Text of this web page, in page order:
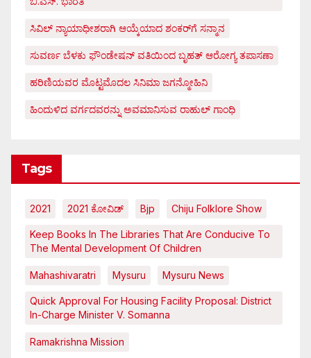
ಸಿವಿಲ್ ನ್ಯಾಯಾಧೀಶರಾಗಿ ಆಯ್ಕೆಯಾದ ಶಂಕರ್‌ಗೆ ಸನ್ಮಾನ
ಸುವರ್ಣ ಬೆಳಕು ಫೌಂಡೇಷನ್ ವತಿಯಿಂದ ಬೃಹತ್ ಆರೋಗ್ಯ ತಪಾಸಣಾ
ಹರಿಣಿಯವರ ಮೊಟ್ಟಮೊದಲ ಸಿನಿಮಾ ಜಗನ್ಮೋಹಿನಿ
ಹಿಂದುಳಿದ ವರ್ಗದವರನ್ನು ಅವಮಾನಿಸುವ ರಾಹುಲ್ ಗಾಂಧಿ
Tags
2021 2021 ಕೋವಿಡ್‌ Bjp Chiju Folklore Show
Keep Books In The Libraries That Are Conducive To
The Mental Development Of Children
Mahashivaratri Mysuru Mysuru News
Quick Approval For Housing Facility Proposal: District
In-Charge Minister V. Somanna
Ramakrishna Mission